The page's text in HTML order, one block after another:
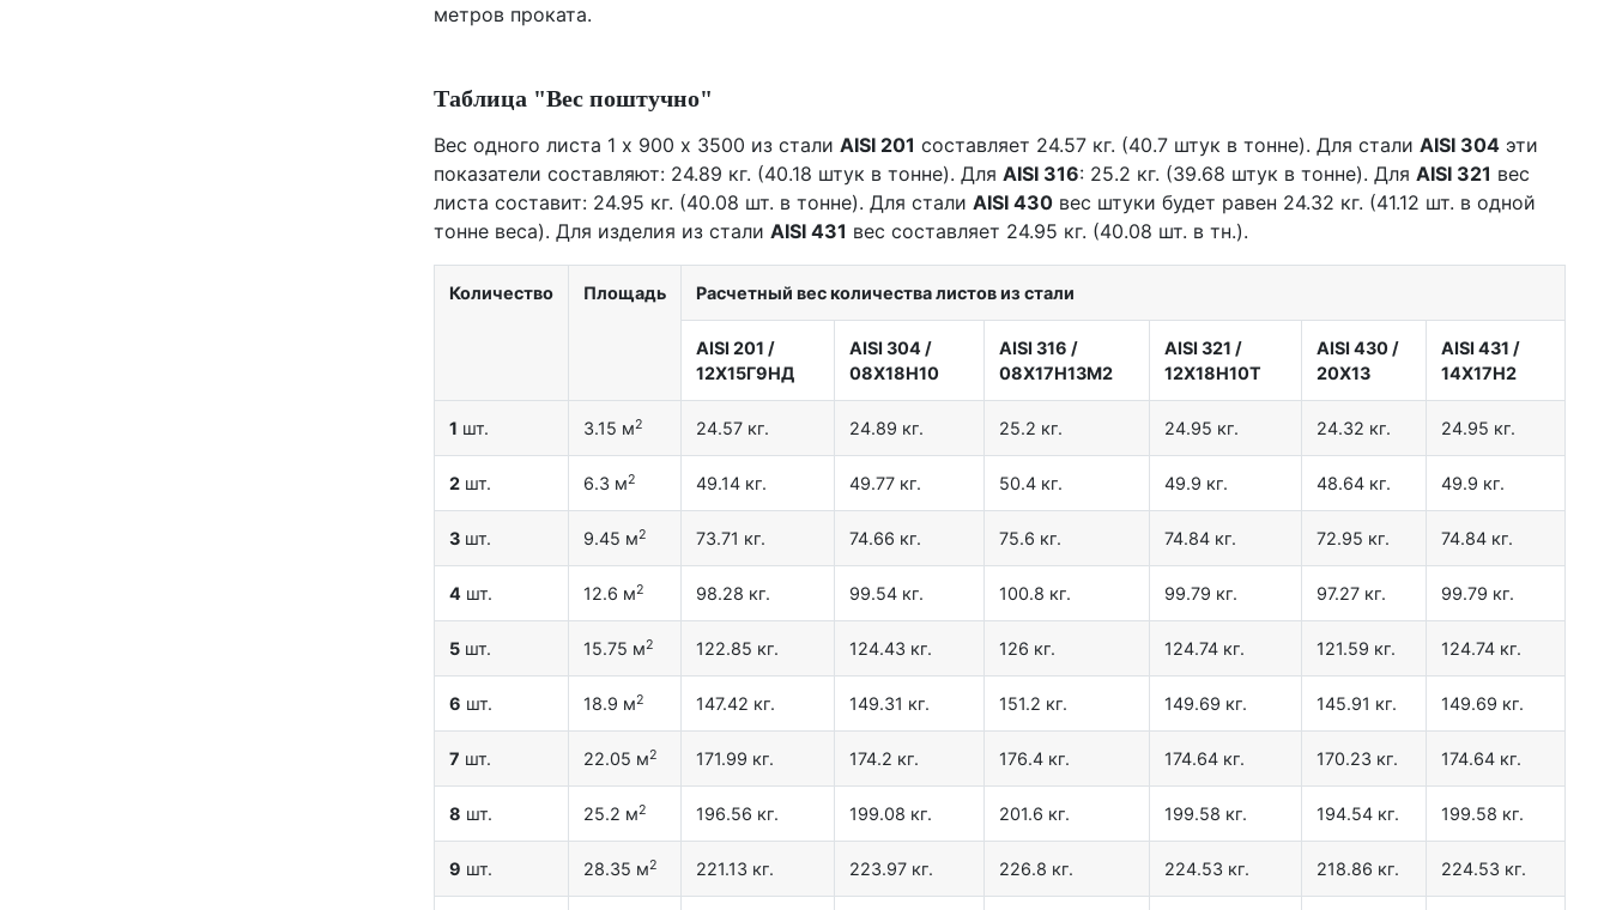
метров проката.
Таблица "Вес поштучно"
Вес одного листа 1 х 900 х 3500 из стали AISI 201 составляет 24.57 кг. (40.7 штук в тонне). Для стали AISI 304 эти
показатели составляют: 24.89 кг. (40.18 штук в тонне). Для AISI 316: 25.2 кг. (39.68 штук в тонне). Для AISI 321 вес
листа составит: 24.95 кг. (40.08 шт. в тонне). Для стали AISI 430 вес штуки будет равен 24.32 кг. (41.12 шт. в одной
тонне веса). Для изделия из стали AISI 431 вес составляет 24.95 кг. (40.08 шт. в тн.).
Количество Площадь Расчетный вес количества листов из стали
AISI 201 /
12X15Г9НД
AISI 304 /
08Х18Н10
AISI 316 /
08Х17Н13М2
AISI 321 /
12Х18Н10Т
AISI 430 /
20Х13
AISI 431 /
14Х17Н2
1 шт. 3.15 м2 24.57 кг. 24.89 кг. 25.2 кг. 24.95 кг. 24.32 кг. 24.95 кг.
2 шт. 6.3 м2 49.14 кг. 49.77 кг. 50.4 кг. 49.9 кг. 48.64 кг. 49.9 кг.
3 шт. 9.45 м2 73.71 кг. 74.66 кг. 75.6 кг. 74.84 кг. 72.95 кг. 74.84 кг.
4 шт. 12.6 м2 98.28 кг. 99.54 кг. 100.8 кг. 99.79 кг. 97.27 кг. 99.79 кг.
5 шт. 15.75 м2 122.85 кг. 124.43 кг. 126 кг. 124.74 кг. 121.59 кг. 124.74 кг.
6 шт. 18.9 м2 147.42 кг. 149.31 кг. 151.2 кг. 149.69 кг. 145.91 кг. 149.69 кг.
7 шт. 22.05 м2 171.99 кг. 174.2 кг. 176.4 кг. 174.64 кг. 170.23 кг. 174.64 кг.
8 шт. 25.2 м2 196.56 кг. 199.08 кг. 201.6 кг. 199.58 кг. 194.54 кг. 199.58 кг.
9 шт. 28.35 м2 221.13 кг. 223.97 кг. 226.8 кг. 224.53 кг. 218.86 кг. 224.53 кг.